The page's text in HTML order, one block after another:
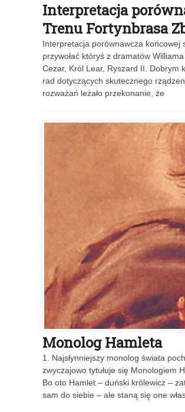
Interpretacja
Trenu Fortynbrasa
Interpretacja porównawcza końcowej
przywołać któryś z dramatów
Cezar, Król Lear, Ryszard II. Dobrym
rad dotyczących skutecznego
rozważań leżało przekonanie, że
Monolog Hamleta
1. Najsłynniejszy monolog świata
zwyczajowo tytułuje się Monologiem
Bo oto Hamlet – duński królewicz –
sam do siebie – ale staną się one